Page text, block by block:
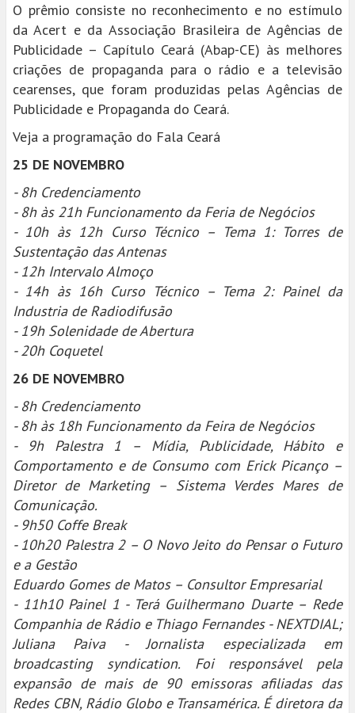
O prêmio consiste no reconhecimento e no estímulo
da Acert e da Associação Brasileira de Agências de
Publicidade – Capítulo Ceará (Abap-CE) às melhores
criações de propaganda para o rádio e a televisão
cearenses, que foram produzidas pelas Agências de
Publicidade e Propaganda do Ceará.
Veja a programação do Fala Ceará
25 DE NOVEMBRO
- 8h Credenciamento
- 8h às 21h Funcionamento da Feria de Negócios
- 10h às 12h Curso Técnico – Tema 1: Torres de
Sustentação das Antenas
- 12h Intervalo Almoço
- 14h às 16h Curso Técnico – Tema 2: Painel da
Industria de Radiodifusão
- 19h Solenidade de Abertura
- 20h Coquetel
26 DE NOVEMBRO
- 8h Credenciamento
- 8h às 18h Funcionamento da Feira de Negócios
- 9h Palestra 1 – Mídia, Publicidade, Hábito e
Comportamento e de Consumo com Erick Picanço –
Diretor de Marketing – Sistema Verdes Mares de
Comunicação.
- 9h50 Coffe Break
- 10h20 Palestra 2 – O Novo Jeito do Pensar o Futuro
e a Gestão
Eduardo Gomes de Matos – Consultor Empresarial
- 11h10 Painel 1 - Terá Guilhermano Duarte – Rede
Companhia de Rádio e Thiago Fernandes - NEXTDIAL;
Juliana Paiva - Jornalista especializada em
broadcasting syndication. Foi responsável pela
expansão de mais de 90 emissoras afiliadas das
Redes CBN, Rádio Globo e Transamérica. É diretora da